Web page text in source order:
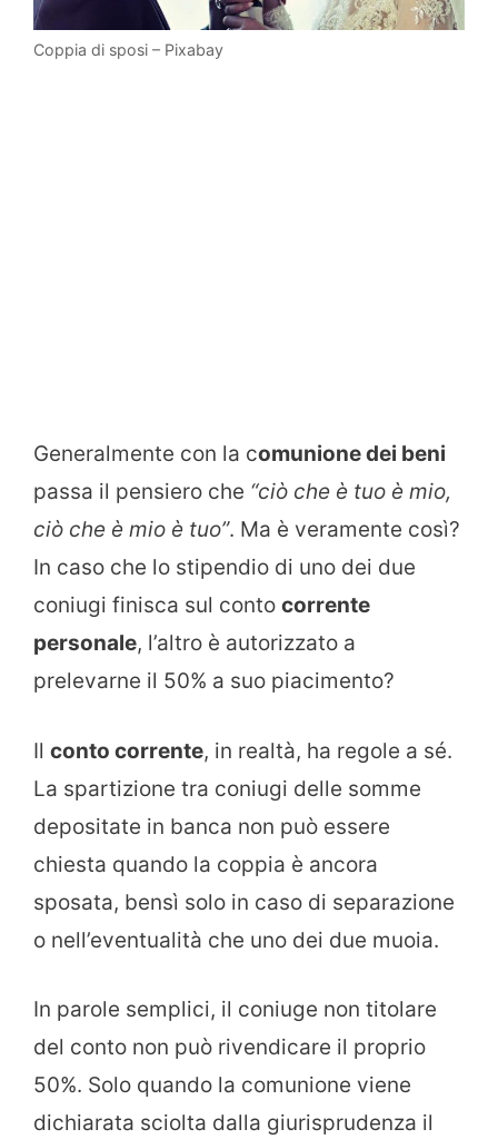
Coppia di sposi – Pixabay
Generalmente con la comunione dei beni
passa il pensiero che “ciò che è tuo è mio,
ciò che è mio è tuo”. Ma è veramente così?
In caso che lo stipendio di uno dei due
coniugi finisca sul conto corrente
personale, l’altro è autorizzato a
prelevarne il 50% a suo piacimento?
Il conto corrente, in realtà, ha regole a sé.
La spartizione tra coniugi delle somme
depositate in banca non può essere
chiesta quando la coppia è ancora
sposata, bensì solo in caso di separazione
o nell’eventualità che uno dei due muoia.
In parole semplici, il coniuge non titolare
del conto non può rivendicare il proprio
50%. Solo quando la comunione viene
dichiarata sciolta dalla giurisprudenza il